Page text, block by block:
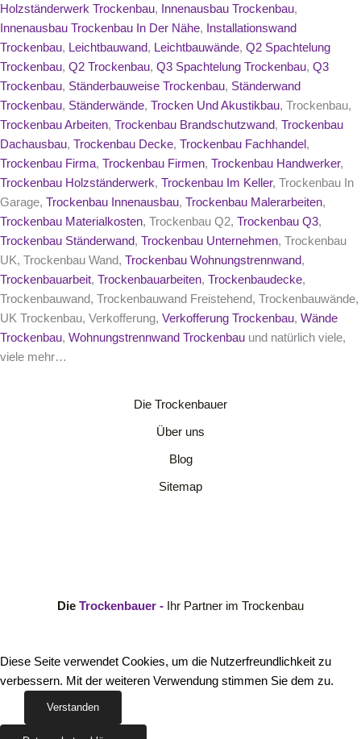
Holzständerwerk Trockenbau, Innenausbau Trockenbau,
Innenausbau Trockenbau In Der Nähe,
Installationswand
Trockenbau, Leichtbauwand, Leichtbauwände, Q2 Spachtelung
Trockenbau, Q2 Trockenbau, Q3 Spachtelung Trockenbau, Q3
Trockenbau, Ständerbauweise Trockenbau, Ständerwand
Trockenbau, Ständerwände, Trocken Und Akustikbau, Trockenbau,
Trockenbau Arbeiten, Trockenbau Brandschutzwand, Trockenbau
Dachausbau, Trockenbau Decke, Trockenbau Fachhandel ,
Trockenbau Firma, Trockenbau Firmen, Trockenbau Handwerker,
Trockenbau Holzständerwerk, Trockenbau Im Keller, Trockenbau In
Garage, Trockenbau Innenausbau, Trockenbau Malerarbeiten,
Trockenbau Materialkosten, Trockenbau Q2, Trockenbau Q3,
Trockenbau Ständerwand, Trockenbau Unternehmen, Trockenbau
UK, Trockenbau Wand, Trockenbau Wohnungstrennwand,
Trockenbauarbeit, Trockenbauarbeiten, Trockenbaudecke,
Trockenbauwand, Trockenbauwand Freistehend, Trockenbauwände,
UK Trockenbau, Verkofferung, Verkofferung Trockenbau, Wände
Trockenbau, Wohnungstrennwand Trockenbau und natürlich viele,
viele mehr…
Die Trockenbauer
Über uns
Blog
Sitemap
Die Trockenbauer - Ihr Partner im Trockenbau
Diese Seite verwendet Cookies, um die Nutzerfreundlichkeit zu
verbessern. Mit der weiteren Verwendung stimmen Sie dem zu.
Verstanden